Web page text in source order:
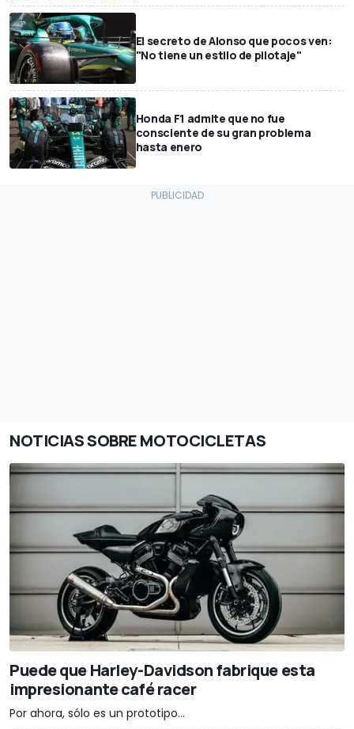
El secreto de Alonso que pocos ven:
"No tiene un estilo de pilotaje"
Honda F1 admite que no fue
consciente de su gran problema
hasta enero
NOTICIAS SOBRE MOTOCICLETAS
Puede que Harley-Davidson fabrique esta
impresionante café racer
Por ahora, sólo es un prototipo...